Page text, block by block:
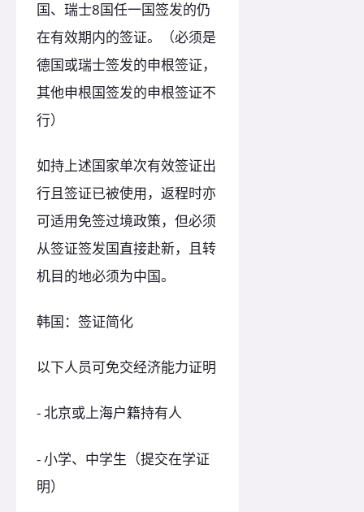
国、瑞士8国任一国签发的仍
在有效期内的签证。（必须是
德国或瑞士签发的申根签证，
其他申根国签发的申根签证不
行）
如持上述国家单次有效签证出
行且签证已被使用，返程时亦
可适用免签过境政策，但必须
从签证签发国直接赴新，且转
机目的地必须为中国。
韩国：签证简化
以下人员可免交经济能力证明
- 北京或上海户籍持有人
- 小学、中学生（提交在学证
明）